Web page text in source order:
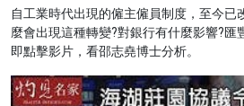
自工業時代出現的僱主僱員制度，至今已
麼會出現這種轉變?對銀行有什麼影響?匯
即點擊影片，看邵志堯博士分析。